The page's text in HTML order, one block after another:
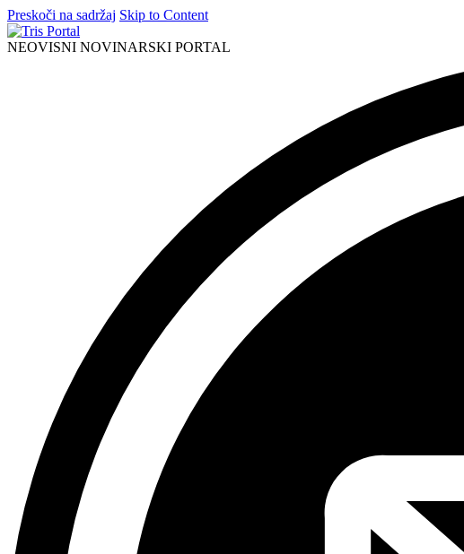
Preskoči na sadržaj Skip to Content
NEOVISNI NOVINARSKI PORTAL